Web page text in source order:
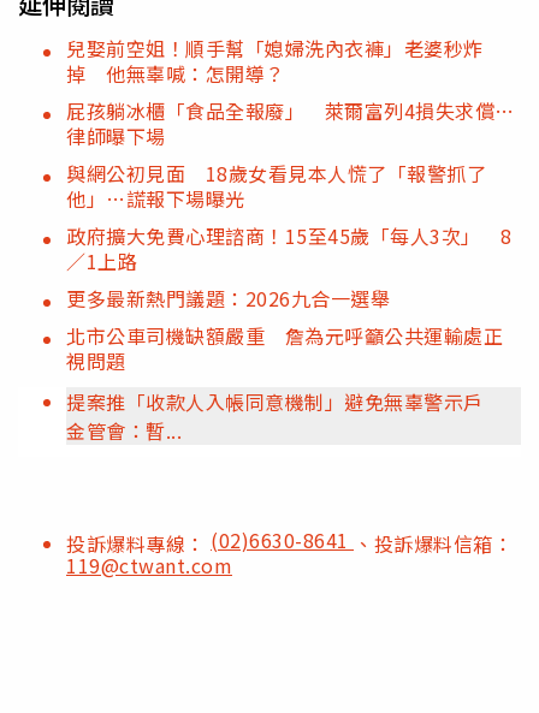
兒娶前空姐！順手幫「媳婦洗內衣褲」老婆秒炸
掉 他無辜喊：怎開導？
屁孩躺冰櫃「食品全報廢」 萊爾富列4損失求償…
律師曝下場
與網公初見面 18歲女看見本人慌了「報警抓了
他」…謊報下場曝光
政府擴大免費心理諮商！15至45歲「每人3次」 8
／1上路
更多最新熱門議題：2026九合一選舉
北市公車司機缺額嚴重 詹為元呼籲公共運輸處正
視問題
提案推「收款人入帳同意機制」避免無辜警示戶
金管會：暫...
投訴爆料專線： (02)6630-8641 、投訴爆料信箱：
119@ctwant.com